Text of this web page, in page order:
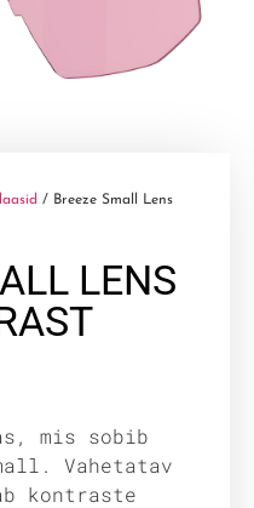
/ Breeze Small Lens
LENS
mis sobib
Vahetatav
kontraste